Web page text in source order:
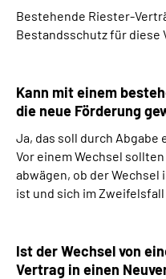
Bestehende Riester-
Bestandsschutz für diese
Kann mit einem
die neue Förderung
Ja, das soll durch Abgabe
Vor einem Wechsel
abwägen, ob der
ist und sich im
Ist der Wechsel von
Vertrag in einen